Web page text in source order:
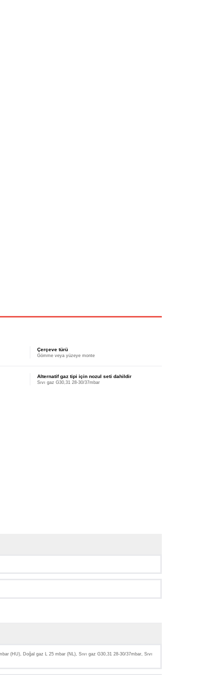
Çerçeve türü
Gömme veya yüzeye monte
Alternatif gaz tipi için nozul seti dahildir
Sıvı gaz G30,31 28-30/37mbar
(HU), Doğal gaz L 25 mbar (NL), Sıvı gaz G30,31 28-30/37mbar, Sıvı